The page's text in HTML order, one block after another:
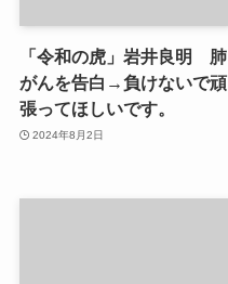
「令和の虎」岩井良明 肺
がんを告白→負けないで頑
張ってほしいです。
2024年8月2日